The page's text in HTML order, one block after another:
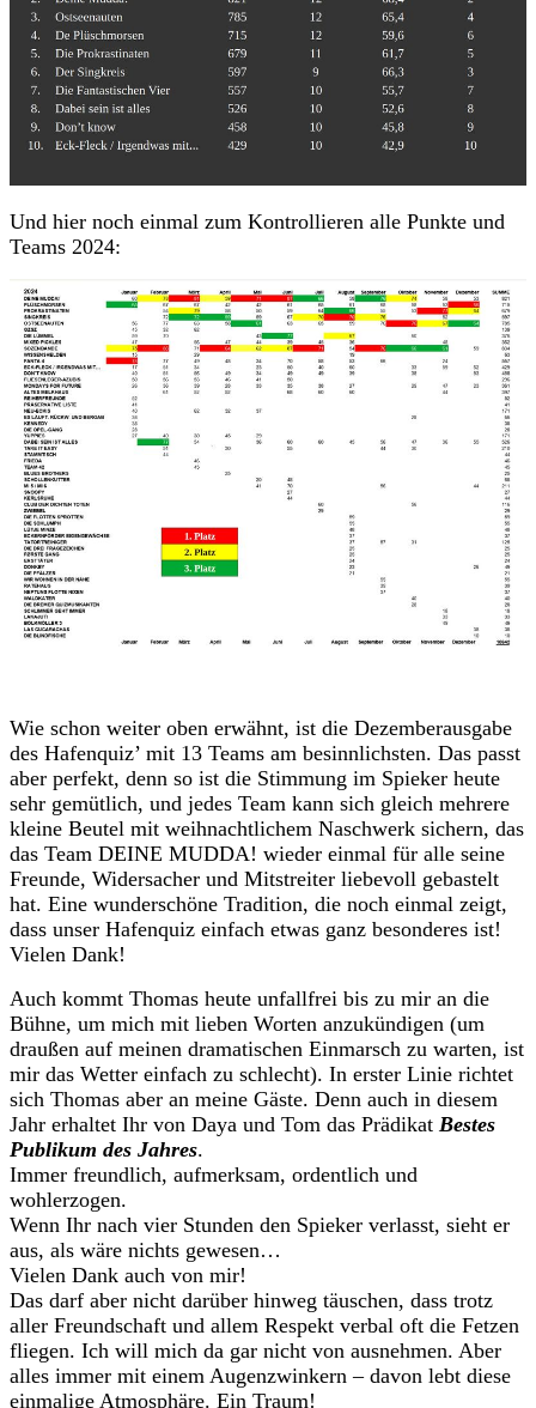
Und hier noch einmal zum Kontrollieren alle Punkte und
Teams 2024:
Wie schon weiter oben erwähnt, ist die Dezemberausgabe
des Hafenquiz’ mit 13 Teams am besinnlichsten. Das passt
aber perfekt, denn so ist die Stimmung im Spieker heute
sehr gemütlich, und jedes Team kann sich gleich mehrere
kleine Beutel mit weihnachtlichem Naschwerk sichern, das
das Team DEINE MUDDA! wieder einmal für alle seine
Freunde, Widersacher und Mitstreiter liebevoll gebastelt
hat. Eine wunderschöne Tradition, die noch einmal zeigt,
dass unser Hafenquiz einfach etwas ganz besonderes ist!
Vielen Dank!
Auch kommt Thomas heute unfallfrei bis zu mir an die
Bühne, um mich mit lieben Worten anzukündigen (um
draußen auf meinen dramatischen Einmarsch zu warten, ist
mir das Wetter einfach zu schlecht). In erster Linie richtet
sich Thomas aber an meine Gäste. Denn auch in diesem
Jahr erhaltet Ihr von Daya und Tom das Prädikat Bestes
Publikum des Jahres.
Immer freundlich, aufmerksam, ordentlich und
wohlerzogen.
Wenn Ihr nach vier Stunden den Spieker verlasst, sieht er
aus, als wäre nichts gewesen…
Vielen Dank auch von mir!
Das darf aber nicht darüber hinweg täuschen, dass trotz
aller Freundschaft und allem Respekt verbal oft die Fetzen
fliegen. Ich will mich da gar nicht von ausnehmen. Aber
alles immer mit einem Augenzwinkern – davon lebt diese
einmalige Atmosphäre. Ein Traum!